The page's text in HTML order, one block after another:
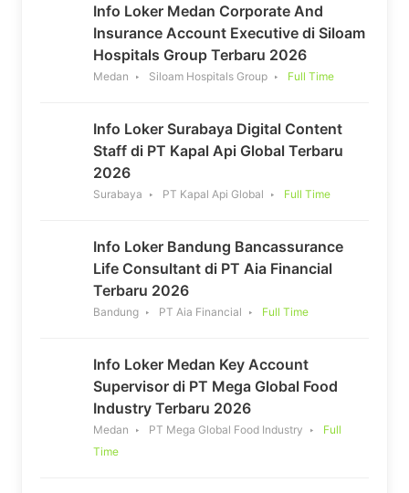
Info Loker Medan Corporate And
Insurance Account Executive di Siloam
Hospitals Group Terbaru 2026
Medan Siloam Hospitals Group Full Time
Info Loker Surabaya Digital Content
Staff di PT Kapal Api Global Terbaru
2026
Surabaya PT Kapal Api Global Full Time
Info Loker Bandung Bancassurance
Life Consultant di PT Aia Financial
Terbaru 2026
Bandung PT Aia Financial Full Time
Info Loker Medan Key Account
Supervisor di PT Mega Global Food
Industry Terbaru 2026
Medan PT Mega Global Food Industry
Full
Time